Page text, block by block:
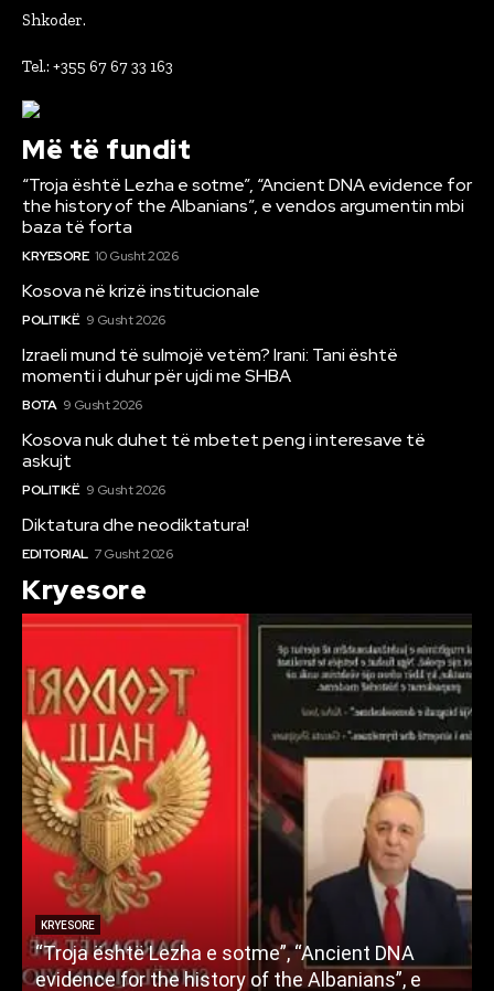
Shkoder.
Tel.: +355 67 67 33 163
Më të fundit
“Troja është Lezha e sotme”, “Ancient DNA evidence for
the history of the Albanians”, e vendos argumentin mbi
baza të forta
KRYESORE 10 Gusht 2026
Kosova në krizë institucionale
POLITIKË 9 Gusht 2026
Izraeli mund të sulmojë vetëm? Irani: Tani është
momenti i duhur për ujdi me SHBA
BOTA 9 Gusht 2026
Kosova nuk duhet të mbetet peng i interesave të
askujt
POLITIKË 9 Gusht 2026
Diktatura dhe neodiktatura!
EDITORIAL 7 Gusht 2026
Kryesore
KRYESORE
“Troja është Lezha e sotme”, “Ancient DNA
evidence for the history of the Albanians”, e